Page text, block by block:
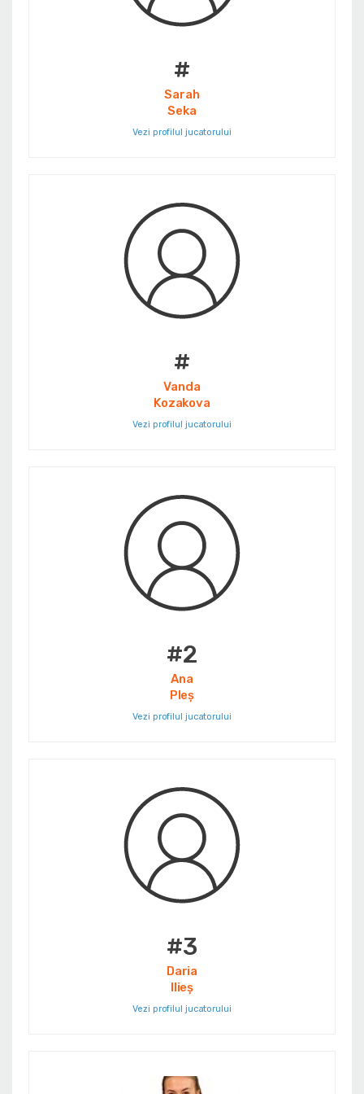
#
Sarah
Seka
Vezi profilul jucatorului
#
Vanda
Kozakova
Vezi profilul jucatorului
#2
Ana
Pleș
Vezi profilul jucatorului
#3
Daria
Ilieș
Vezi profilul jucatorului